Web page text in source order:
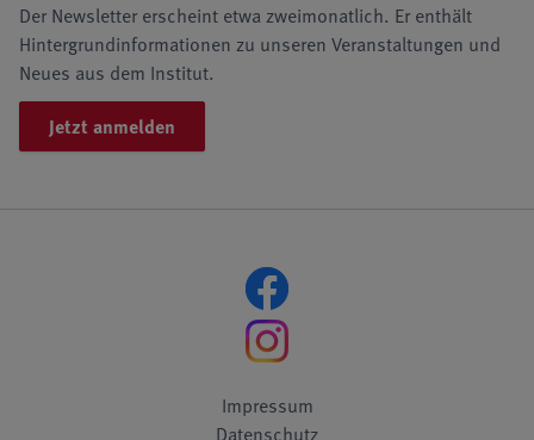
Der Newsletter erscheint etwa zweimonatlich. Er enthält
Hintergrundinformationen zu unseren Veranstaltungen und
Neues aus dem Institut.
Jetzt anmelden
Impressum